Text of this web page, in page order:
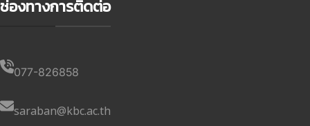
ช่องทางการติดต่อ
077-826858
saraban@kbc.ac.th